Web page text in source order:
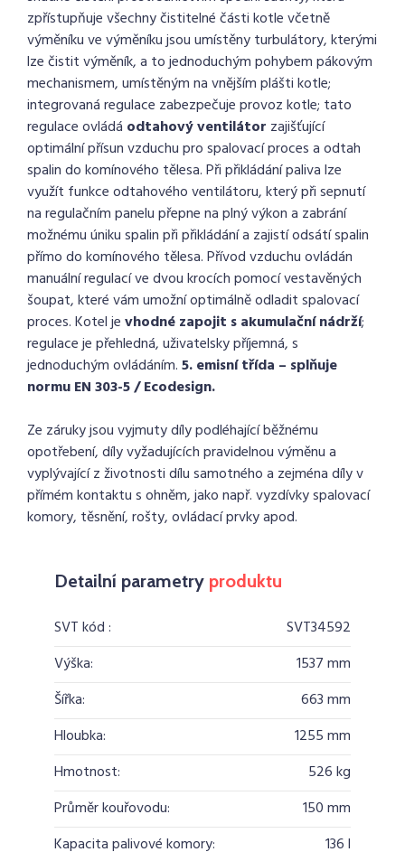
zpřístupňuje všechny čistitelné části kotle včetně
výměníku ve výměníku jsou umístěny turbulátory, kterými
lze čistit výměník, a to jednoduchým pohybem pákovým
mechanismem, umístěným na vnějším plášti kotle;
integrovaná regulace zabezpečuje provoz kotle; tato
regulace ovládá odtahový ventilátor zajišťující
optimální přísun vzduchu pro spalovací proces a odtah
spalin do komínového tělesa. Při přikládání paliva lze
využít funkce odtahového ventilátoru, který při sepnutí
na regulačním panelu přepne na plný výkon a zabrání
možnému úniku spalin při přikládání a zajistí odsátí spalin
přímo do komínového tělesa. Přívod vzduchu ovládán
manuální regulací ve dvou krocích pomocí vestavěných
šoupat, které vám umožní optimálně odladit spalovací
proces. Kotel jevhodné zapojit s akumulační nádrží;
regulace je přehledná, uživatelsky příjemná, s
jednoduchým ovládáním.5. emisní třída – splňuje
normu EN 303-5 / Ecodesign.
Ze záruky jsou vyjmuty díly podléhající běžnému
opotřebení, díly vyžadujících pravidelnou výměnu a
vyplývající z životnosti dílu samotného a zejména díly v
přímém kontaktu s ohněm, jako např. vyzdívky spalovací
komory, těsnění, rošty, ovládací prvky apod.
Detailní parametry produktu
SVT kód :
SVT34592
Výška:
1537 mm
Šířka:
663 mm
Hloubka:
1255 mm
Hmotnost:
526 kg
Průměr kouřovodu:
150 mm
Kapacita palivové komory:
136 l